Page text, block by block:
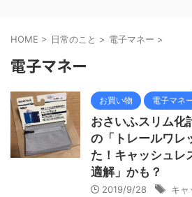
HOME > 日常のこと > 電子マネー >
電子マネー
お買い物 電子マネ
おさいふスリム化
の「トレールワレ
た！キャッシュレ
適解」かも？
2019/9/28 キャ